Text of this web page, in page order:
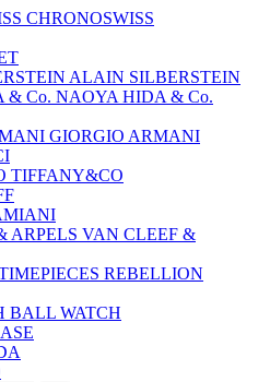
CHRONOSWISS
ALAIN SILBERSTEIN
NAOYA HIDA & Co.
GIORGIO ARMANI
TIFFANY&CO
VAN CLEEF &
REBELLION
BALL WATCH